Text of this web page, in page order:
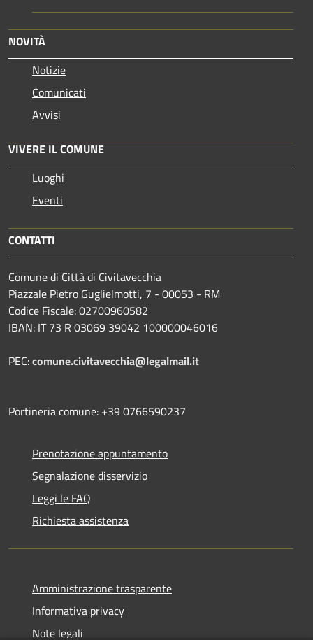
NOVITÀ
Notizie
Comunicati
Avvisi
VIVERE IL COMUNE
Luoghi
Eventi
CONTATTI
Comune di Città di Civitavecchia
Piazzale Pietro Guglielmotti, 7 - 00053 - RM
Codice Fiscale: 02700960582
IBAN: IT 73 R 03069 39042 100000046016
PEC:comune.civitavecchia@legalmail.it
Portineria comune: +39 0766590237
Prenotazione appuntamento
Segnalazione disservizio
Leggi le FAQ
Richiesta assistenza
Amministrazione trasparente
Informativa privacy
Note legali